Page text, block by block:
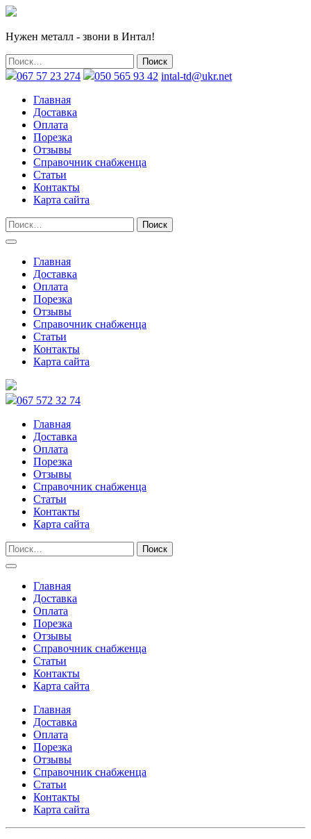
Нужен металл - звони в Интал!
067 57 23 274 050 565 93 42 intal-td@ukr.net
Главная
Доставка
Оплата
Порезка
Отзывы
Справочник снабженца
Статьи
Контакты
Карта сайта
Главная
Доставка
Оплата
Порезка
Отзывы
Справочник снабженца
Статьи
Контакты
Карта сайта
067 572 32 74
Главная
Доставка
Оплата
Порезка
Отзывы
Справочник снабженца
Статьи
Контакты
Карта сайта
Главная
Доставка
Оплата
Порезка
Отзывы
Справочник снабженца
Статьи
Контакты
Карта сайта
Главная
Доставка
Оплата
Порезка
Отзывы
Справочник снабженца
Статьи
Контакты
Карта сайта